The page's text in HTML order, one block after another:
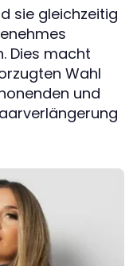
sie gleichzeitig
Dies macht
Wahl
und